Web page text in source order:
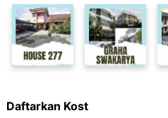
Daftarkan Kost